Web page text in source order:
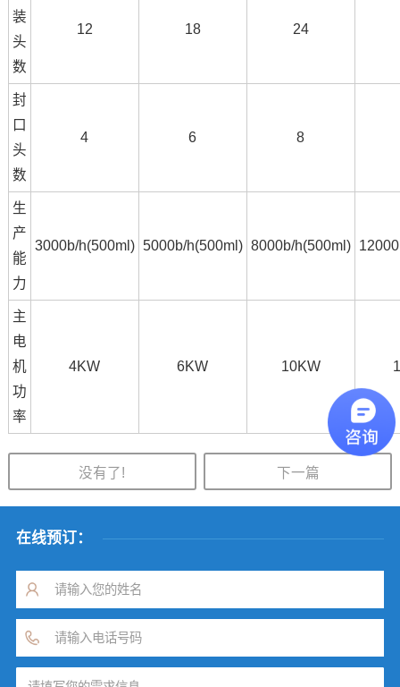
装
头
数
12 18 24
封
口
头
数
4 6 8
生
产
能
力
3000b/h(500ml) 5000b/h(500ml) 8000b/h(500ml)
主
电
机
功
率
4KW 6KW 10KW
没有了! 下一篇
在线预订：